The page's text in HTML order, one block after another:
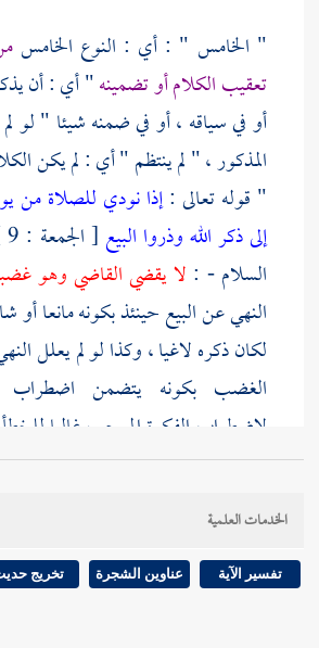
" الخامس " : أي : النوع الخامس
تعقيب الكلام أو تضمينه" أي : أن
أو في سياقه ، أو في ضمنه شيئا " لو
المذكور ، " لم ينتظم " أي : لم يكن
" قوله تعالى :إذا نودي للصلاة من
إلى ذكر الله وذروا البيع
[
السلام - : لا يقضي القاضي وهو
النهي عن البيع حينئذ بكونه مانعا
لكان ذكره لاغيا ، وكذا لو لم يعلل
الغضب بكونه يتضمن اضطراب
لاضطراب الفكرة الموجب غالبا
ذكره لاغيا ، وذلك لأن البيع والقضاء
373 ] مطلقا ، " فلا بد إذن من مانع ،
من سياق النص ومضمونه : من شغل
إلى الجمعة فتفوت ، واضطراب
الخدمات العلمية
تفسير الآية عناوين الشجرة تخريج